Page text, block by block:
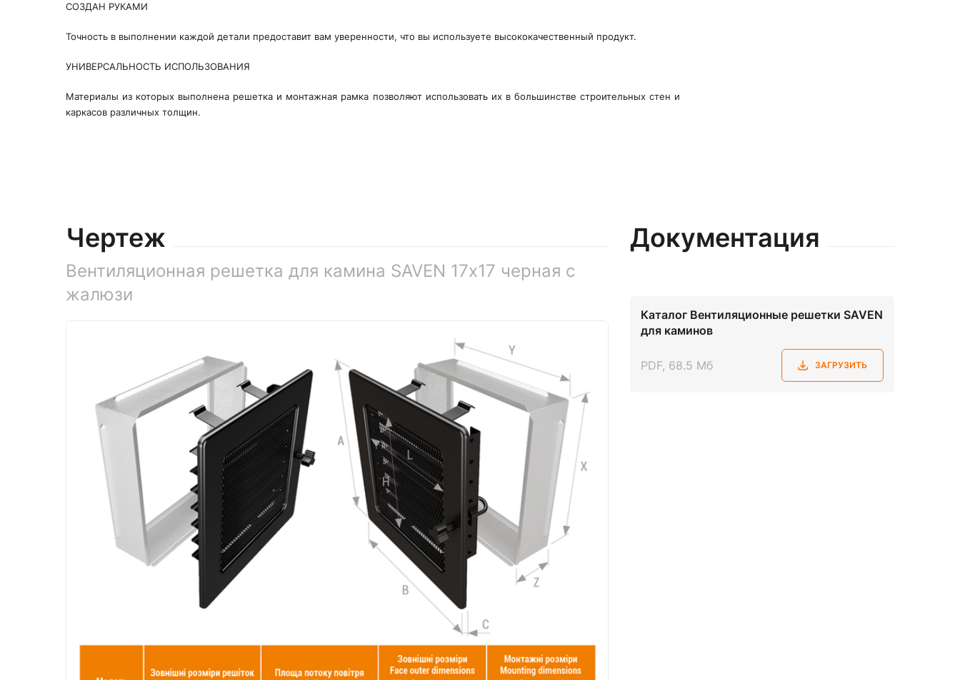
СОЗДАН РУКАМИ
Точность в выполнении каждой детали предоставит вам уверенности, что вы используете высококачественный продукт.
УНИВЕРСАЛЬНОСТЬ ИСПОЛЬЗОВАНИЯ
Материалы из которых выполнена решетка и монтажная рамка позволяют использовать их в большинстве строительных стен и
каркасов различных толщин.
Чертеж
Вентиляционная решетка для камина SAVEN 17х17 черная с
жалюзи
Документация
Каталог Вентиляционные решетки SAVEN
для каминов
PDF, 68.5 Мб ЗАГРУЗИТЬ